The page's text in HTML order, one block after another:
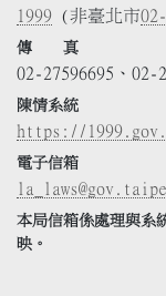
1999 (非臺北市
傳 真
02-27596695、02-
陳情系統
https://
電子信箱
本局信箱係處理與系
映。